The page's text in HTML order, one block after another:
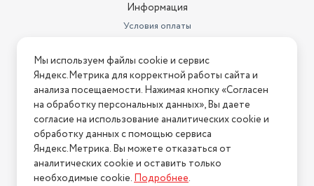
Информация
Условия оплаты
Условия возврата
Нашли ошибку на сайте? Напишите нам
2026 © Интернет-магазин "АстМаркет". У нас есть всё!
Политика конфиденциальности
Мы используем файлы cookie и сервис
Яндекс.Метрика для корректной работы сайта и
анализа посещаемости. Нажимая кнопку «Согласен
на обработку персональных данных», Вы даете
согласие на использование аналитических cookie и
обработку данных с помощью сервиса
Яндекс.Метрика. Вы можете отказаться от
аналитических cookie и оставить только
необходимые cookie.Подробнее.